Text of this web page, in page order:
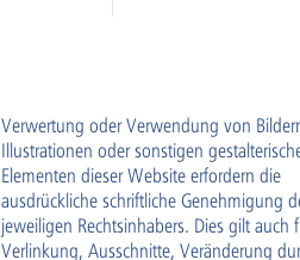
Verwertung oder Verwendung von
Illustrationen oder sonstigen
Elementen dieser Website erfordern die
ausdrückliche schriftliche Genehmigung
jeweiligen Rechtsinhabers. Dies gilt auch
Verlinkung, Ausschnitte, Veränderung